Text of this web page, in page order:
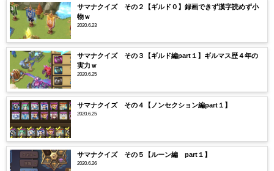
サマナクイズ その２【ギルド０】録画できず漢字読めず小
物ｗ
2020.6.23
サマナクイズ その３【ギルド編part１】ギルマス歴４年の
実力ｗ
2020.6.25
サマナクイズ その４【ノンセクション編part１】
2020.6.25
サマナクイズ その５【ルーン編 part１】
2020.6.26